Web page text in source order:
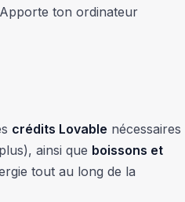
ton ordinateur
crédits Lovable nécessaires
ainsi que boissons et
tout au long de la